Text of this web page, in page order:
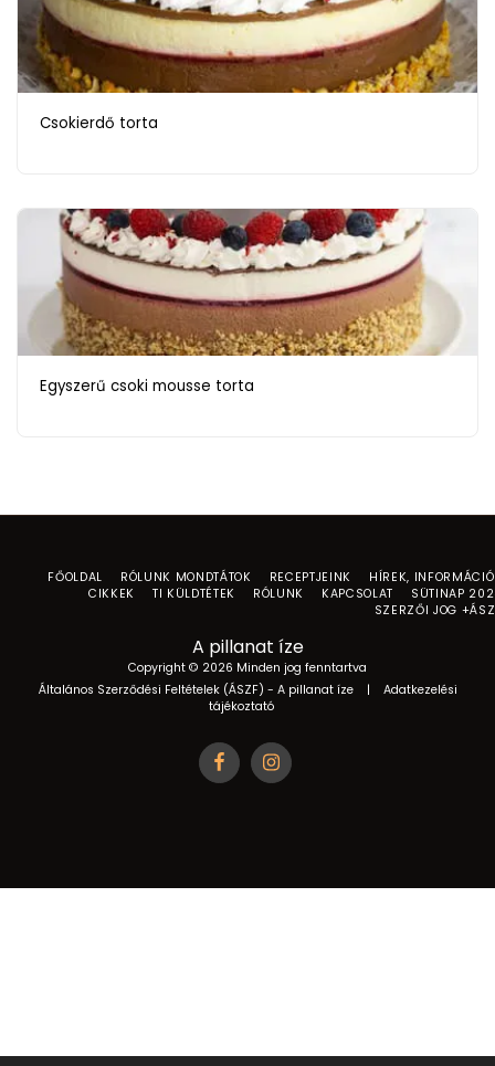
Csokierdő torta
Egyszerű csoki mousse torta
A pillanat íze
Copyright © 2026 Minden jog fenntartva
Általános Szerződési Feltételek (ÁSZF) - A pillanat íze| Adatkezelési
tájékoztató
FŐOLDAL RÓLUNK MONDTÁTOK RECEPTJEINK
HÍREK,
CIKKEK
TI KÜLDTÉTEK RÓLUNK KAPCSOLAT
SÜTINAP
SZERZŐI JOG